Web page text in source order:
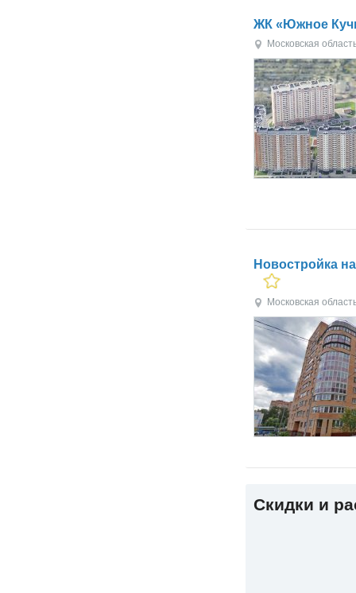
ЖК «Южное
Московская
Новостройка
Московская
Скидки и